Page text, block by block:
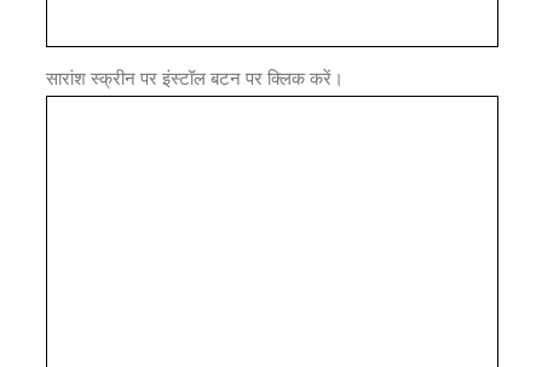
सारांश स्क्रीन पर इंस्टॉल बटन पर क्लिक करें।